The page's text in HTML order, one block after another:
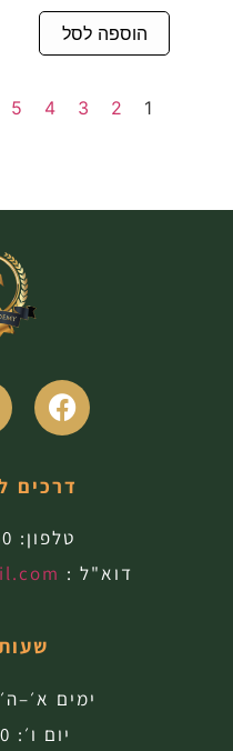
הוספה לסל
1
2
3
4
5
דרכים
טלפון:
דוא"ל :
ימים א׳–ה׳:
יום ו׳: 09:00–12:00